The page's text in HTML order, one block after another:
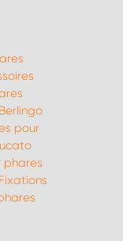
pour
phares